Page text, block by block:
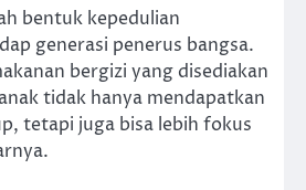
bentuk kepedulian
generasi penerus bangsa.
bergizi yang disediakan
tidak hanya mendapatkan
tetapi juga bisa lebih fokus